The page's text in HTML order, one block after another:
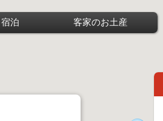
宿泊 客家のお土産